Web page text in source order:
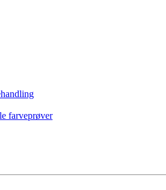
farveprøver